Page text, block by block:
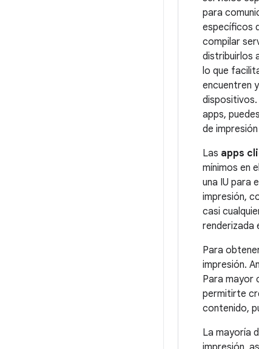
para
específicos
compilar
distribuirlos
lo que
encuentren
dispositivos.
apps,
de
Las apps
mínimos en
una IU para
impresión,
casi
renderizada
Para
impresión.
Para mayor
permitirte
contenido,
La mayoría